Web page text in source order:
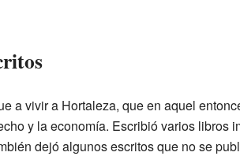
a vivir a Hortaleza, que en aquel
y la economía. Escribió varios libros
dejó algunos escritos que no se